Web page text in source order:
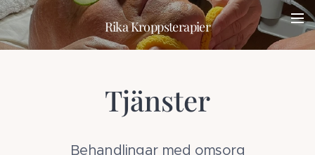
Rika Kroppsterapier
Tjänster
Behandlingar med omsorg